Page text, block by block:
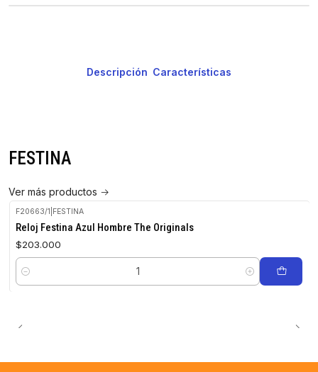
Descripción Características
FESTINA
Ver más productos
F20663/1 FESTINA
Reloj Festina Azul Hombre The Originals
$203.000
Cantidad